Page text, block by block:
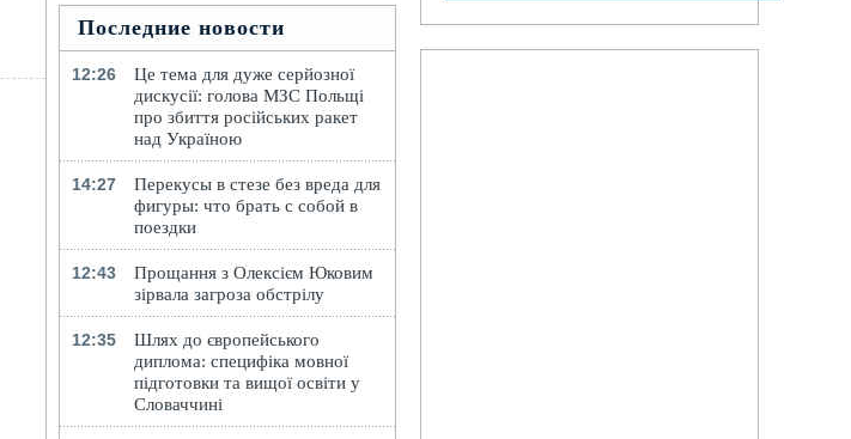
Последние новости
12:26
Це тема для дуже серйозної
дискусії: голова МЗС Польщі
про збиття російських ракет
над Україною
14:27
Перекусы в стезе без вреда для
фигуры: что брать с собой в
поездки
12:43
Прощання з Олексієм Юковим
зірвала загроза обстрілу
12:35
Шлях до європейського
диплома: специфіка мовної
підготовки та вищої освіти у
Словаччині